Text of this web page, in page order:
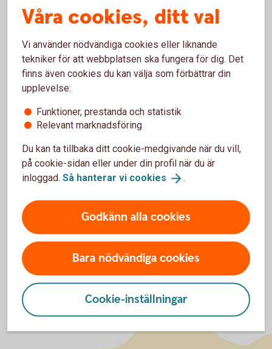
15.00
Kontakta oss på 0454 - 30 44 00
Besök oss
Välkommen till ett av våra kontor så hjälper vi dig.
Hitta dittbankkontor
Våra cookies, ditt val
Vi använder nödvändiga cookies eller liknande
tekniker för att webbplatsen ska fungera för dig. Det
finns även cookies du kan välja som förbättrar din
upplevelse:
Funktioner, prestanda och statistik
Relevant marknadsföring
Du kan ta tillbaka ditt cookie-medgivande när du vill,
på cookie-sidan eller under din profil när du är
inloggad. Så hanterar vi cookies .
Godkänn alla cookies
Bara nödvändiga cookies
Cookie-inställningar